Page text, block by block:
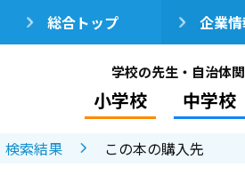
総合トップ 企業
学校の先生・自治体
小学校 中学校
検索結果 この本の購入先